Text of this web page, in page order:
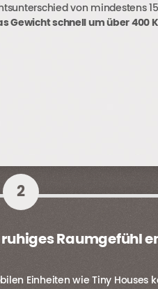
von mindestens
Gewicht schnell um über 400
2
Raumgefühl
Einheiten wie Tiny Houses